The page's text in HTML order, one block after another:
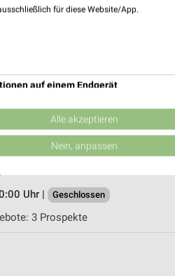
Uhr | Geschlossen
Puchheim
Uhr |
Geschlossen
3 Prospekte
für diese Website/App.
auf einem Endgerät
von Werbeanzeigen
Werbung
von Inhalten
Alle akzeptieren
Nein, anpassen